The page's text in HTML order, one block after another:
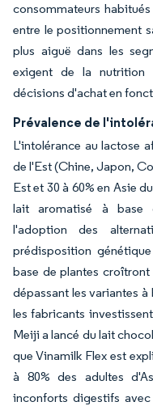
consommateurs
entre le positionnement
plus aiguë dans les
exigent de la nutrition
décisions d'achat en
Prévalence de
L'intolérance au lactose
de l'Est (Chine, Japon,
Est et 30 à 60% en Asie
lait aromatisé à base
l'adoption des
prédisposition
base de plantes croîtront
dépassant les variantes
les fabricants
Meiji a lancé du lait
que Vinamilk Flex est
à 80% des adultes
inconforts digestifs